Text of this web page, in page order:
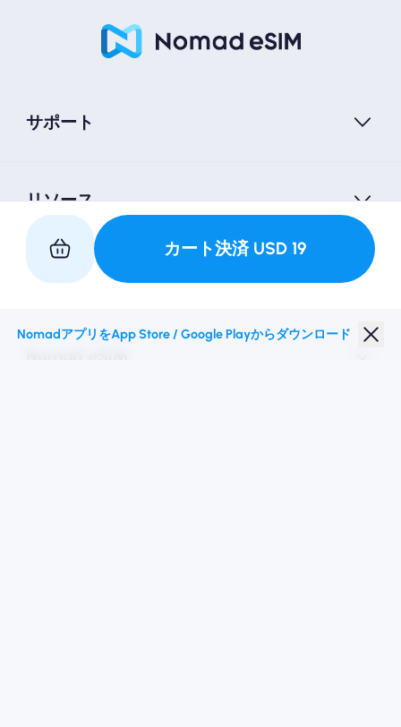
カート決済 USD 19
サポート
リソース
私たちと提携してください
NomadアプリをApp Store / Google Playからダウンロード